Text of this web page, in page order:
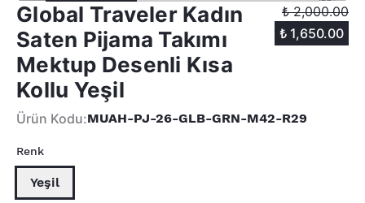
Global Traveler Kadın
Saten Pijama Takımı
Mektup Desenli Kısa
Kollu Yeşil
₺ 2,000.00
₺ 1,650.00
Ürün Kodu:MUAH-PJ-26-GLB-GRN-M42-R29
Renk
Yeşil